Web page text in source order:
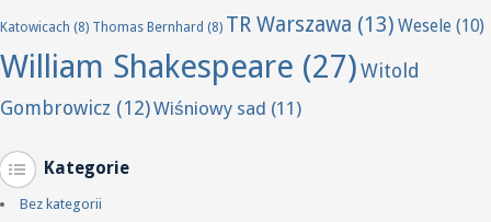
Katowicach (8) Thomas Bernhard (8) TR Warszawa (13) Wesele (10)
William Shakespeare (27)Witold
Gombrowicz (12)Wiśniowy sad (11)
Kategorie
Bez kategorii